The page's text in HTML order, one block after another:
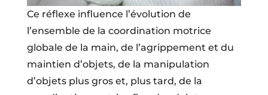
Ce réflexe influence l’évolution de
l’ensemble de la coordination motrice
globale de la main, de l’agrippement et du
maintien d’objets, de la manipulation
d’objets plus gros et, plus tard, de la